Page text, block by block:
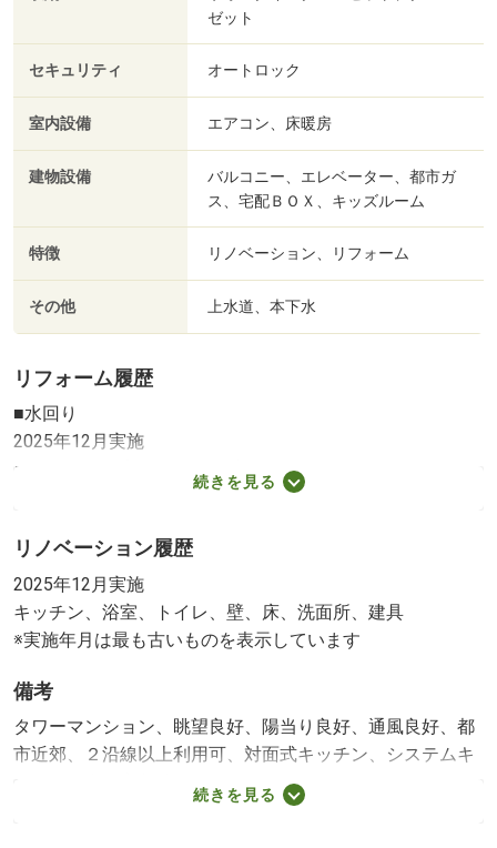
ゼット
セキュリティ オートロック
室内設備 エアコン、床暖房
建物設備
バルコニー、エレベーター、都市ガ
ス、宅配ＢＯＸ、キッズルーム
特徴 リノベーション、リフォーム
その他 上水道、本下水
リフォーム履歴
■水回り
2025年12月実施
キッチン／浴室／トイレ／洗面所
壁・天井（クロス・塗装等）／床（フローリング等）／建
具（室内ドア等）
※実施年月は、施工箇所の中で最も古いものを表示してい
ます
続きを見る
リノベーション履歴
2025年12月実施
キッチン、浴室、トイレ、壁、床、洗面所、建具
※実施年月は最も古いものを表示しています
備考
タワーマンション、眺望良好、陽当り良好、通風良好、都
市近郊、２沿線以上利用可、対面式キッチン、システムキ
ッチン、全居室収納スペース、ウォークインクローゼッ
ト、ワイドバルコニー、オートロック、２４時間有人管
続きを見る